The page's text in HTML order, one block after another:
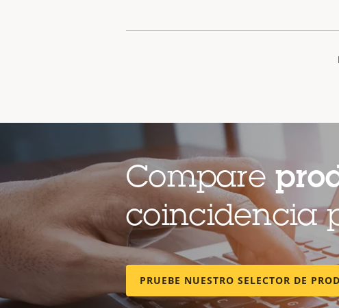
Compare
coincidencia
PRUEBE NUESTRO SELECTOR DE